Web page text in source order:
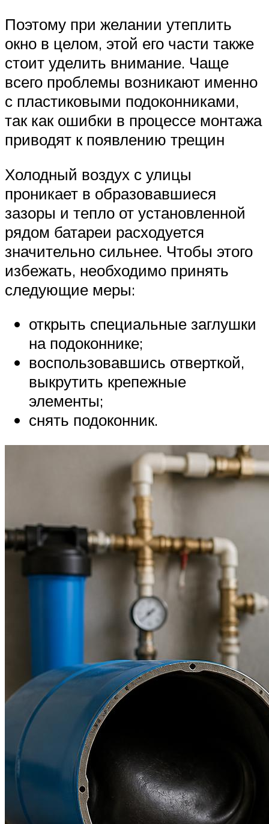
Поэтому при желании утеплить
окно в целом, этой его части также
стоит уделить внимание. Чаще
всего проблемы возникают именно
с пластиковыми подоконниками,
так как ошибки в процессе монтажа
приводят к появлению трещин
Холодный воздух с улицы
проникает в образовавшиеся
зазоры и тепло от установленной
рядом батареи расходуется
значительно сильнее. Чтобы этого
избежать, необходимо принять
следующие меры:
открыть специальные заглушки
на подоконнике;
воспользовавшись отверткой,
выкрутить крепежные
элементы;
снять подоконник.